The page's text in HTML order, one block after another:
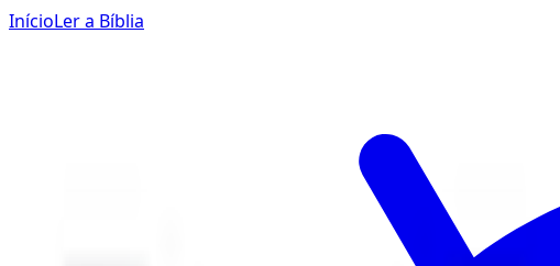
InícioLer a Bíblia